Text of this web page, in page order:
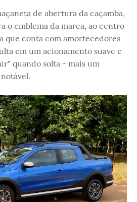
de abertura da caçamba,
o emblema da marca, ao centro
que conta com amortecedores
em um acionamento suave e
quando solta - mais um